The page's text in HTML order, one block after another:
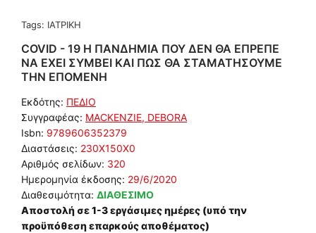
Tags: ΙΑΤΡΙΚΗ
COVID - 19 Η ΠΑΝΔΗΜΙΑ ΠΟΥ ΔΕΝ ΘΑ ΕΠΡΕΠΕ
ΝΑ ΕΧΕΙ ΣΥΜΒΕΙ ΚΑΙ ΠΩΣ ΘΑ ΣΤΑΜΑΤΗΣΟΥΜΕ
ΤΗΝ ΕΠΟΜΕΝΗ
Εκδότης: ΠΕΔΙΟ
Συγγραφέας: MACKENZIE, DEBORA
Isbn: 9789606352379
Διαστάσεις: 230Χ150Χ0
Αριθμός σελίδων: 320
Ημερομηνία έκδοσης: 29/6/2020
Διαθεσιμότητα: ΔΙΑΘΕΣΙΜΟ
Αποστολή σε 1-3 εργάσιμες ημέρες (υπό την
προϋπόθεση επαρκούς αποθέματος)